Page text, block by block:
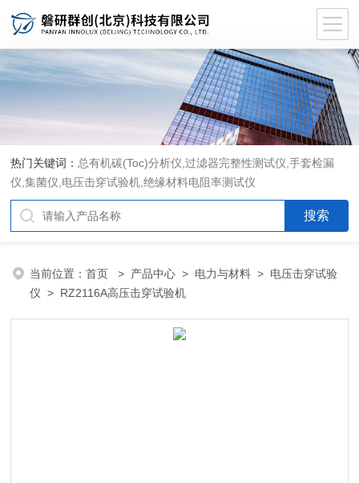
热门关键词： 总有机碳(Toc)分析仪 ,过滤器完整性测试仪 ,手套检漏
仪 ,集菌仪 电压击穿试验机 ,绝缘材料电阻率测试仪
当前位置：首页 > 产品中心 > 电力与材料 > 电压击穿试验
仪 > RZ2116A高压击穿试验机